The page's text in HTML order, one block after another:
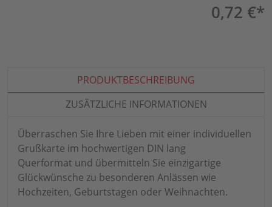
0,72 €*
PRODUKTBESCHREIBUNG
ZUSÄTZLICHE INFORMATIONEN
Überraschen Sie Ihre Lieben mit einer individuellen
Grußkarte im hochwertigen DIN lang
Querformat und übermitteln Sie einzigartige
Glückwünsche zu besonderen Anlässen wie
Hochzeiten, Geburtstagen oder Weihnachten.